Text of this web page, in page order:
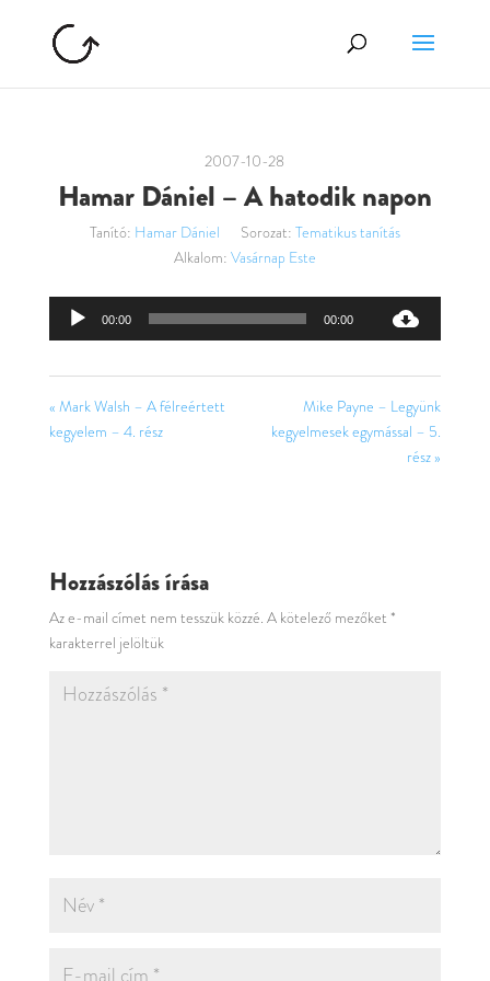
2007-10-28
Hamar Dániel – A hatodik napon
Tanító: Hamar Dániel Sorozat: Tematikus tanítás
Alkalom: Vasárnap Este
Audió
00:00 00:00
« Mark Walsh – A félreértett
kegyelem – 4. rész
Mike Payne – Legyünk
kegyelmesek egymással – 5.
rész »
Hozzászólás írása
Az e-mail címet nem tesszük közzé. A kötelező mezőket *
karakterrel jelöltük